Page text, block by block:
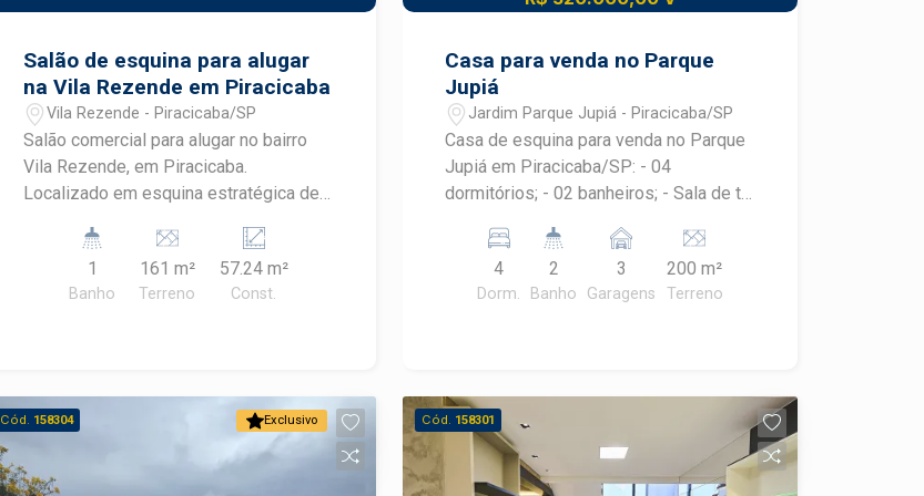
Salão de esquina para alugar
na Vila Rezende em Piracicaba
Vila Rezende - Piracicaba/SP
Salão comercial para alugar no bairro
Vila Rezende, em Piracicaba.
Localizado em esquina estratégica de
cidade, este imóvel oferece excelente
visibilidade, ampla vitrine e um espaço
versátil para diferentes segmentos
Imóvel de esquina com excelente
exposição - Ampla vitrine para
valorização da marca e dos produtos -
1 banheiro - Copa/cozinha de apoio -
1
Banho
161 m²
Terreno
57.24 m²
Const.
Casa para venda no Parque
Jupiá
Jardim Parque Jupiá - Piracicaba/SP
Casa de esquina para venda no Parque
Jupiá em Piracicaba/SP: - 04
dormitórios; - 02 banheiros; - Sala de tv;
churrasqueira; - 03 Vagas de garagem.
Não aceita financiamento!
4
Dorm.
2
Banho
3
Garagens
200 m²
Terreno
Exclusivo
Cód. 158304 Cód. 158301